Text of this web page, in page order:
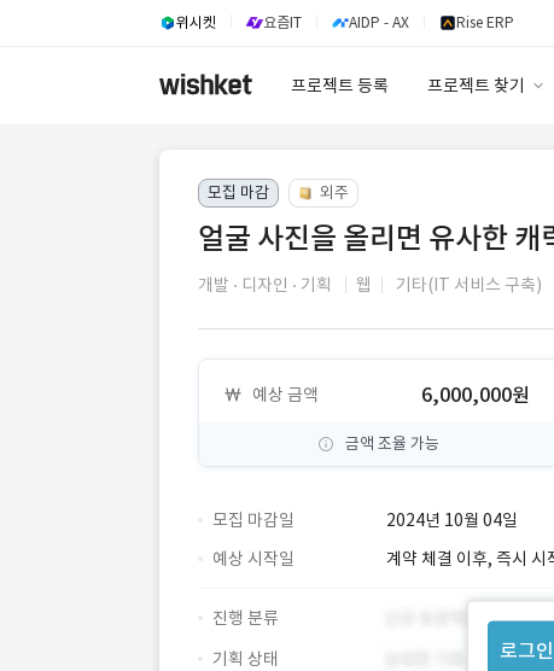
위시켓 요즘IT AIDP - AX Rise ERP
프로젝트 등록 프로젝트 찾기
모집 마감 외주
얼굴 사진을 올리면 유사한
개발 디자인 기획 웹 기타(IT 서비스 구축)
예상 금액 6,000,000원
금액 조율 가능
모집 마감일 2024년 10월 04일
로그
예상 시작일 계약 체결 이후, 즉시 시
진행 분류
기획 상태